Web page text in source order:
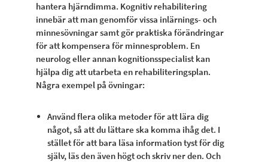
hantera hjärndimma. Kognitiv rehabilitering
innebär att man genomför vissa inlärnings- och
minnesövningar samt gör praktiska förändringar
för att kompensera för minnesproblem. En
neurolog eller annan kognitionsspecialist kan
hjälpa dig att utarbeta en rehabiliteringsplan.
Några exempel på övningar:
Använd flera olika metoder för att lära dig
något, så att du lättare ska komma ihåg det. I
stället för att bara läsa information tyst för dig
själv, läs den även högt och skriv ner den. Och